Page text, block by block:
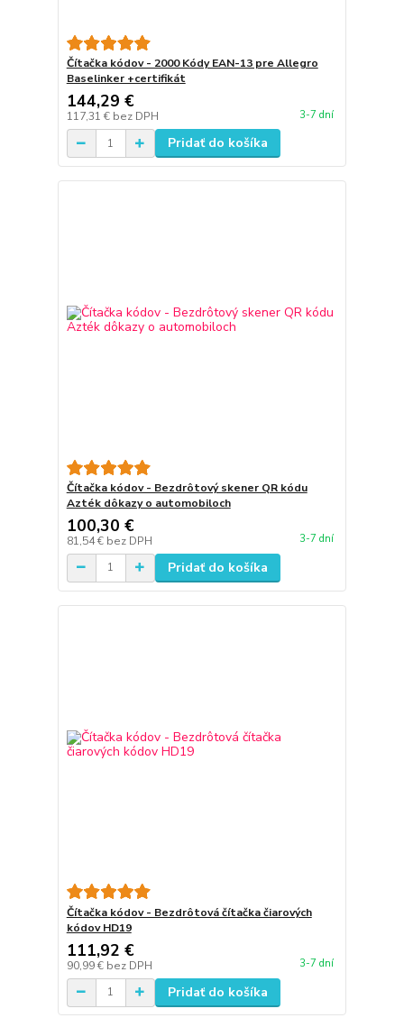
Čítačka kódov - 2000 Kódy EAN-13 pre Allegro
Baselinker +certifikát
144,29 €
117,31 € bez DPH 3-7 dní
Pridať do košíka
Čítačka kódov - Bezdrôtový skener QR kódu
Azték dôkazy o automobiloch
100,30 €
81,54 € bez DPH 3-7 dní
Pridať do košíka
Čítačka kódov - Bezdrôtová čítačka čiarových
kódov HD19
111,92 €
90,99 € bez DPH 3-7 dní
Pridať do košíka